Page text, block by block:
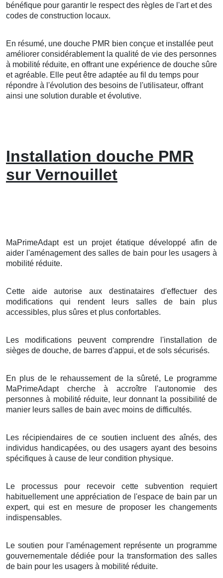
bénéfique pour garantir le respect des règles de l'art et des
codes de construction locaux.
En résumé, une douche PMR bien conçue et installée peut
améliorer considérablement la qualité de vie des personnes
à mobilité réduite, en offrant une expérience de douche sûre
et agréable. Elle peut être adaptée au fil du temps pour
répondre à l'évolution des besoins de l'utilisateur, offrant
ainsi une solution durable et évolutive.
Installation douche PMR
sur Vernouillet
MaPrimeAdapt est un projet étatique développé afin de
aider l'aménagement des salles de bain pour les usagers à
mobilité réduite.
Cette aide autorise aux destinataires d'effectuer des
modifications qui rendent leurs salles de bain plus
accessibles, plus sûres et plus confortables.
Les modifications peuvent comprendre l'installation de
sièges de douche, de barres d'appui, et de sols sécurisés.
En plus de le rehaussement de la sûreté, Le programme
MaPrimeAdapt cherche à accroître l'autonomie des
personnes à mobilité réduite, leur donnant la possibilité de
manier leurs salles de bain avec moins de difficultés.
Les récipiendaires de ce soutien incluent des aînés, des
individus handicapées, ou des usagers ayant des besoins
spécifiques à cause de leur condition physique.
Le processus pour recevoir cette subvention requiert
habituellement une appréciation de l'espace de bain par un
expert, qui est en mesure de proposer les changements
indispensables.
Le soutien pour l'aménagement représente un programme
gouvernementale dédiée pour la transformation des salles
de bain pour les usagers à mobilité réduite.